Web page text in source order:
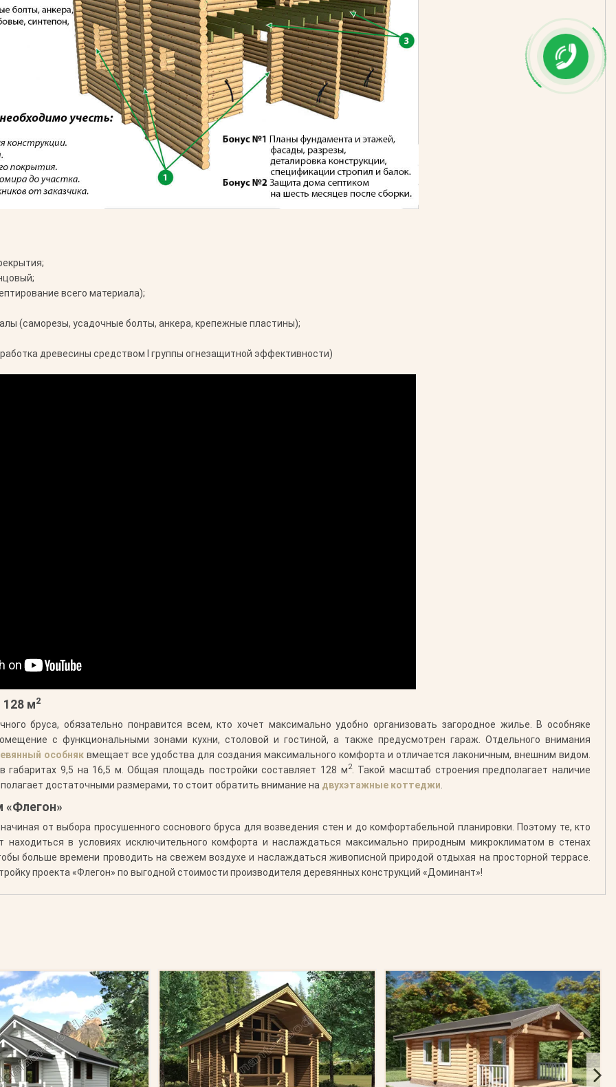
всего материала);
(саморезы, усадочные болты, анкера, крепежные пластины);
древесины средством I группы огнезащитной эффективности)
128 м2
бруса, обязательно понравится всем, кто хочет максимально удобно организовать загородное жилье. В особняке
с функциональными зонами кухни, столовой и гостиной, а также предусмотрен гараж. Отдельного внимания
особняквмещает все удобства для создания максимального комфорта и отличается лаконичным, внешним видом.
габаритах 9,5 на 16,5 м. Общая площадь постройки составляет 128 м2. Такой масштаб строения предполагает наличие
достаточными размерами, то стоит обратить внимание на двухэтажные коттеджи
«Флегон»
от выбора просушенного соснового бруса для возведения стен и до комфортабельной планировки. Поэтому те, кто
находиться в условиях исключительного комфорта и наслаждаться максимально природным микроклиматом в стенах
больше времени проводить на свежем воздухе и наслаждаться живописной природой отдыхая на просторной террасе.
проекта «Флегон» по выгодной стоимости производителя деревянных конструкций «Доминант»!